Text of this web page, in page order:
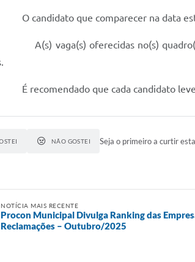
O candidato que comparecer na data
A(s) vaga(s) oferecidas no(s)
É recomendado que cada candidato
NÃO GOSTEI Seja o primeiro a curtir
NOTÍCIA MAIS RECENTE
Procon Municipal Divulga Ranking das
Reclamações – Outubro/2025